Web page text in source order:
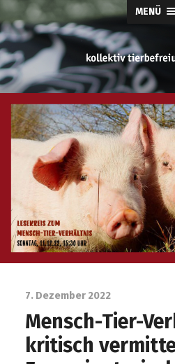
MENÜ
7. Dezember 2022
Mensch-Tier-
kritisch